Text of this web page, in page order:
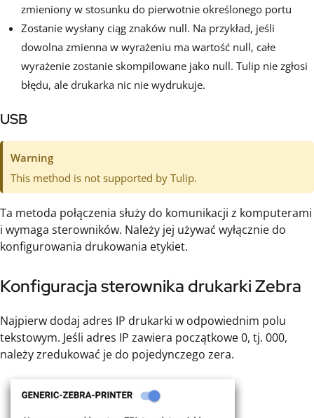
zmieniony w stosunku do pierwotnie określonego portu
Zostanie wysłany ciąg znaków null. Na przykład, jeśli
dowolna zmienna w wyrażeniu ma wartość null, całe
wyrażenie zostanie skompilowane jako null. Tulip nie zgłosi
błędu, ale drukarka nic nie wydrukuje.
USB
Warning
This method is not supported by Tulip.
Ta metoda połączenia służy do komunikacji z komputerami
i wymaga sterowników. Należy jej używać wyłącznie do
konfigurowania drukowania etykiet.
Konfiguracja sterownika drukarki Zebra
Najpierw dodaj adres IP drukarki w odpowiednim polu
tekstowym. Jeśli adres IP zawiera początkowe 0, tj. 000,
należy zredukować je do pojedynczego zera.